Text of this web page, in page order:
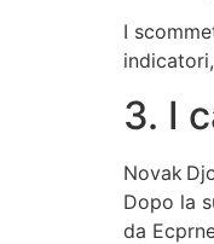
I
3. I
Novak
Dopo la
da